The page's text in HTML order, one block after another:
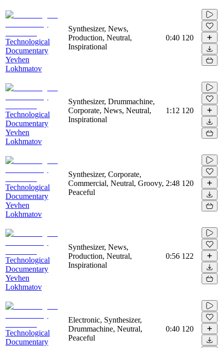
Technological
Documentary
Yevhen
Lokhmatov
Synthesizer, News,
Production, Neutral,
Inspirational
0:40 120
Technological
Documentary
Yevhen
Lokhmatov
Synthesizer, Drummachine,
Corporate, News, Neutral,
Inspirational
1:12 120
Technological
Documentary
Yevhen
Lokhmatov
Synthesizer, Corporate,
Commercial, Neutral, Groovy,
Peaceful
2:48 120
Technological
Documentary
Yevhen
Lokhmatov
Synthesizer, News,
Production, Neutral,
Inspirational
0:56 122
Technological
Documentary
Electronic, Synthesizer,
Drummachine, Neutral,
Peaceful
0:40 120